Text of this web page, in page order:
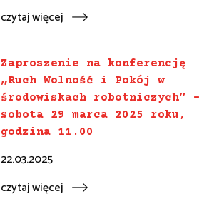
czytaj więcej
Zaproszenie na konferencję
„Ruch Wolność i Pokój w
środowiskach robotniczych” –
sobota 29 marca 2025 roku,
godzina 11.00
22.03.2025
czytaj więcej